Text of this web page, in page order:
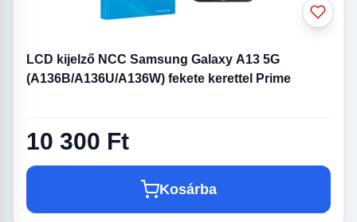
LCD kijelző NCC Samsung Galaxy A13 5G
(A136B/A136U/A136W) fekete kerettel Prime
10 300 Ft
Kosárba